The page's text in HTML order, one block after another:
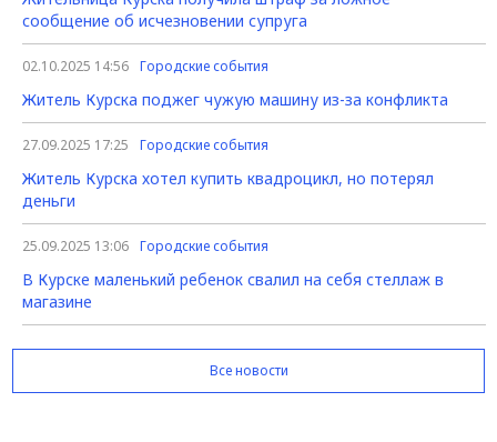
сообщение об исчезновении супруга
02.10.2025 14:56 Городские события
Житель Курска поджег чужую машину из-за конфликта
27.09.2025 17:25 Городские события
Житель Курска хотел купить квадроцикл, но потерял
деньги
25.09.2025 13:06 Городские события
В Курске маленький ребенок свалил на себя стеллаж в
магазине
Все новости